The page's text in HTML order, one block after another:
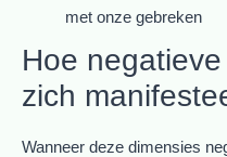
met onze gebreken
Hoe
zich
Wanneer deze dimensies